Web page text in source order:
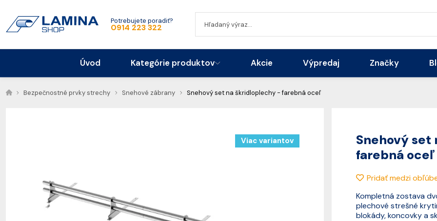
Potrebujete poradiť?
0914 223 322
Úvod Kategórie produktov Akcie Výpredaj Značky
Bezpečnostné prvky strechy Snehové zábrany Snehový set na škridloplechy - farebná oceľ
Viac variantov
Snehový
farebná oceľ
Pridať medzi
Kompletná zostava
plechové strešné
blokády, koncovky a